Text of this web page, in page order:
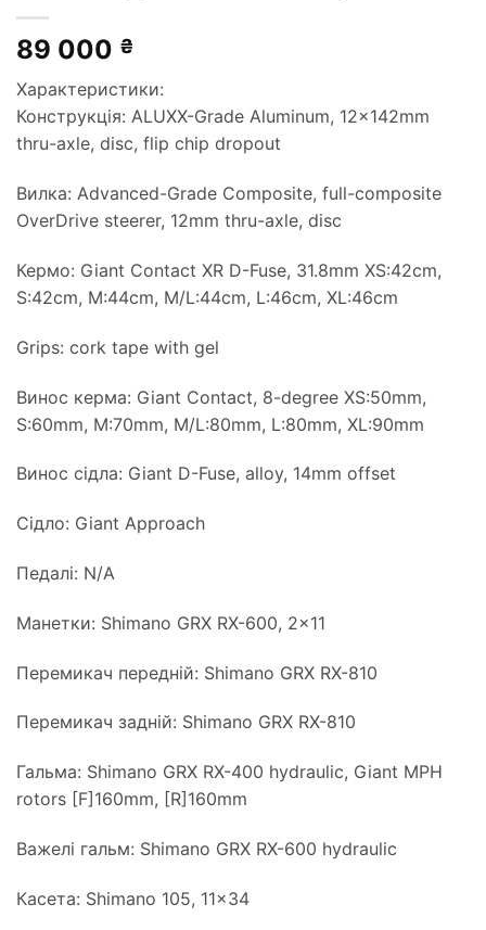
89 000 ₴
Характеристики:
Конструкція: ALUXX-Grade Aluminum, 12x142mm
thru-axle, disc, flip chip dropout
Вилка: Advanced-Grade Composite, full-composite
OverDrive steerer, 12mm thru-axle, disc
Кермо: Giant Contact XR D-Fuse, 31.8mm XS:42cm,
S:42cm, M:44cm, M/L:44cm, L:46cm, XL:46cm
Grips: cork tape with gel
Винос керма: Giant Contact, 8-degree XS:50mm,
S:60mm, M:70mm, M/L:80mm, L:80mm, XL:90mm
Винос сідла: Giant D-Fuse, alloy, 14mm offset
Сідло: Giant Approach
Педалі: N/A
Манетки: Shimano GRX RX-600, 2×11
Перемикач передній: Shimano GRX RX-810
Перемикач задній: Shimano GRX RX-810
Гальма: Shimano GRX RX-400 hydraulic, Giant MPH
rotors [F]160mm, [R]160mm
Важелі гальм: Shimano GRX RX-600 hydraulic
Касета: Shimano 105, 11×34